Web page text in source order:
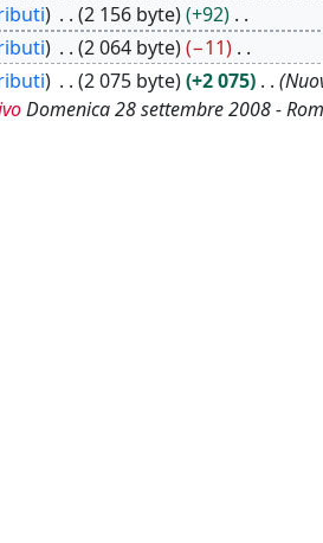
2 156 byte
+92
2 064 byte
−11
2 075 byte +2 075
Domenica 28 settembre 2008 -